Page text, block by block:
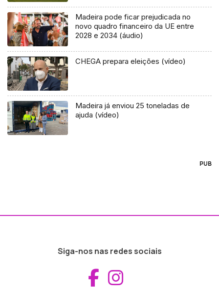
Madeira pode ficar prejudicada no
novo quadro financeiro da UE entre
2028 e 2034 (áudio)
CHEGA prepara eleições (vídeo)
Madeira já enviou 25 toneladas de
ajuda (vídeo)
PUB
Siga-nos nas redes sociais
Aceder ao